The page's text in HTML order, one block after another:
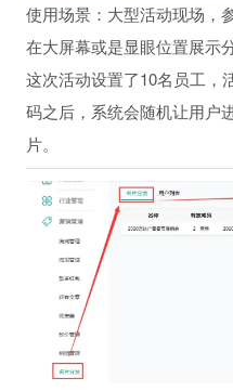
使用场景：大型活动现场，
在大屏幕或是显眼位置展示
这次活动设置了10名员工，
码之后，系统会随机让用户
片。